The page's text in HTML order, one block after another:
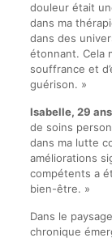
douleur était
dans ma
dans des
étonnant. Cela
souffrance et
guérison. »
Isabelle, 29
de soins
dans ma lutte
améliorations
compétents a
bien-être. »
Dans le
chronique